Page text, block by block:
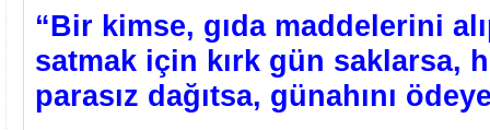
“Bir kimse, gıda maddelerini
satmak için kırk gün saklarsa,
parasız dağıtsa, günahını